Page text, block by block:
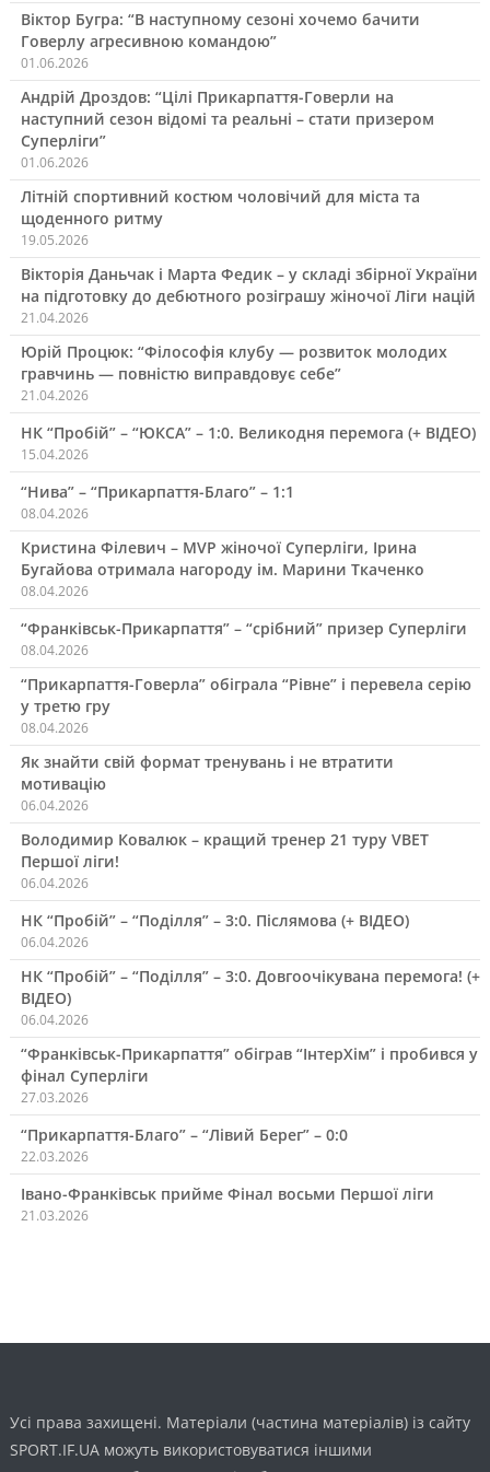
Віктор Бугра: “В наступному сезоні хочемо бачити
Говерлу агресивною командою”
01.06.2026
Андрій Дроздов: “Цілі Прикарпаття-Говерли на
наступний сезон відомі та реальні – стати призером
Суперліги”
01.06.2026
Літній спортивний костюм чоловічий для міста та
щоденного ритму
19.05.2026
Вікторія Даньчак і Марта Федик – у складі збірної України
на підготовку до дебютного розіграшу жіночої Ліги націй
21.04.2026
Юрій Процюк: “Філософія клубу — розвиток молодих
гравчинь — повністю виправдовує себе”
21.04.2026
НК “Пробій” – “ЮКСА” – 1:0. Великодня перемога (+ ВІДЕО)
15.04.2026
“Нива” – “Прикарпаття-Благо” – 1:1
08.04.2026
Кристина Філевич – MVP жіночої Суперліги, Ірина
Бугайова отримала нагороду ім. Марини Ткаченко
08.04.2026
“Франківськ-Прикарпаття” – “срібний” призер Суперліги
08.04.2026
“Прикарпаття-Говерла” обіграла “Рівне” і перевела серію
у третю гру
08.04.2026
Як знайти свій формат тренувань і не втратити
мотивацію
06.04.2026
Володимир Ковалюк – кращий тренер 21 туру VBET
Першої ліги!
06.04.2026
НК “Пробій” – “Поділля” – 3:0. Післямова (+ ВІДЕО)
06.04.2026
НК “Пробій” – “Поділля” – 3:0. Довгоочікувана перемога! (+
ВІДЕО)
06.04.2026
“Франківськ-Прикарпаття” обіграв “ІнтерХім” і пробився у
фінал Суперліги
27.03.2026
“Прикарпаття-Благо” – “Лівий Берег” – 0:0
22.03.2026
Івано-Франківськ прийме Фінал восьми Першої ліги
21.03.2026
Усі права захищені. Матеріали (частина матеріалів) із сайту
SPORT.IF.UA можуть використовуватися іншими